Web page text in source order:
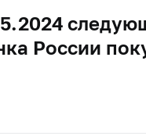
России